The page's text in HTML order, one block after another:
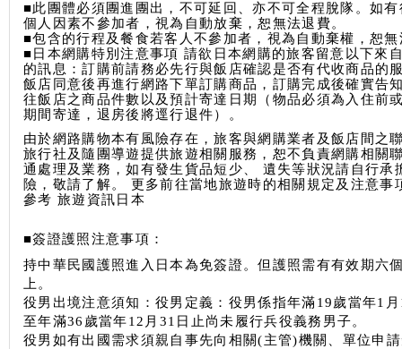
■此團體必須團進團出，不可延回、亦不可全程脫隊。如有
個人因素不參加者，視為自動放棄，恕無法退費。
■包含的行程及餐食若客人不參加者，視為自動棄權，恕無
■日本網購特別注意事項 請欲日本網購的旅客留意以下來
的訊息：訂購前請務必先行與飯店確認是否有代收商品的
飯店同意後再進行網路下單訂購商品，訂購完成後確實告
往飯店之商品件數以及預計寄達日期（物品必須為入住前
期間寄達，退房後將逕行退件）。
由於網路購物本有風險存在，旅客與網購業者及飯店間之
旅行社及隨團導遊提供旅遊相關服務，恕不負責網購相關
通處理及業務，如有發生貨品短少、 遺失等狀況請自行承
險，敬請了解。 更多前往當地旅遊時的相關規定及注意事
參考 旅遊資訊日本
■簽證護照注意事項：
持中華民國護照進入日本為免簽證。但護照需有有效期六
上。
役男出境注意須知：役男定義：役男係指年滿19歲當年1
至年滿36歲當年12月31日止尚未履行兵役義務男子。
役男如有出國需求須親自事先向相關(主管)機關、單位申